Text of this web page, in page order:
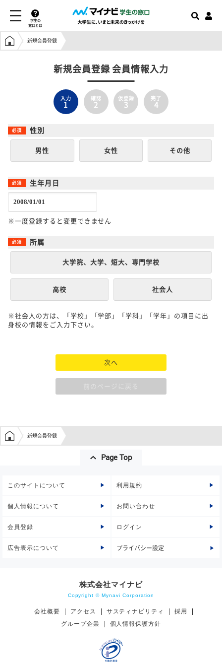
学生の
窓口とは
学生の窓口トップ
新規会員登録
新規会員登録 会員情報入力
入力
1
確認
2
仮登録
3
完了
4
性別
男性 女性 その他
生年月日
※一度登録すると変更できません
所属
大学院、大学、短大、専門学校
高校 社会人
※社会人の方は、「学校」「学部」「学科」「学年」の項目に出
身校の情報をご入力下さい。
次へ
前のページに戻る
学生の窓口トップ
新規会員登録
Page Top
このサイトについて 利用規約
個人情報について お問い合わせ
会員登録 ログイン
広告表示について プライバシー設定
株式会社マイナビ
Copyright © Mynavi Corporation
会社概要 アクセス サスティナビリティ
採用
グループ企業
個人情報保護方針